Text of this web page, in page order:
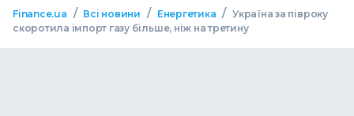
Finance.ua / Всі новини / Енергетика / Україна за півроку
скоротила імпорт газу більше, ніж на третину